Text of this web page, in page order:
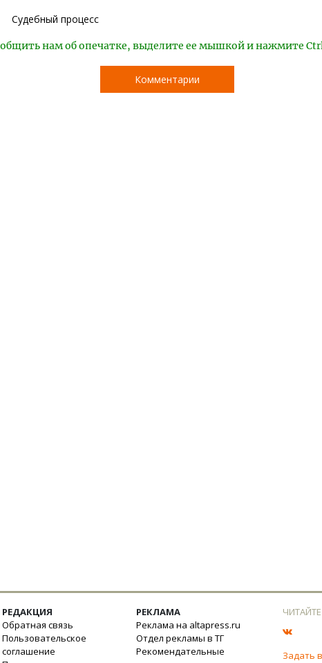
Судебный процесс
нам об опечатке, выделите ее мышкой и нажмите
Комментарии
РЕДАКЦИЯ
Обратная связь
Пользовательское
соглашение
РЕКЛАМА
Реклама на altapress.ru
Отдел рекламы в ТГ
Рекомендательные
Задать